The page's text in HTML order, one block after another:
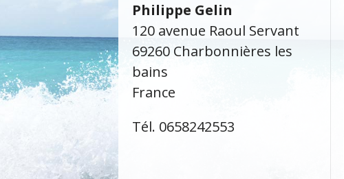
Philippe Gelin
120 avenue Raoul Servant
69260 Charbonnières les
bains
France
Tél. 0658242553